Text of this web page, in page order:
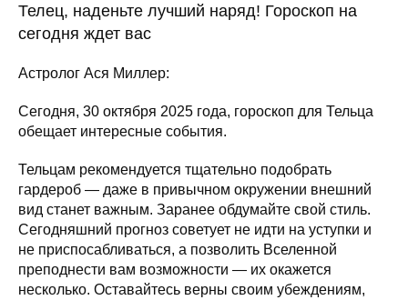
Телец, наденьте лучший наряд! Гороскоп на
сегодня ждет вас
Астролог Ася Миллер:
Сегодня, 30 октября 2025 года, гороскоп для Тельца
обещает интересные события.
Тельцам рекомендуется тщательно подобрать
гардероб — даже в привычном окружении внешний
вид станет важным. Заранее обдумайте свой стиль.
Сегодняшний прогноз советует не идти на уступки и
не приспосабливаться, а позволить Вселенной
преподнести вам возможности — их окажется
несколько. Оставайтесь верны своим убеждениям,